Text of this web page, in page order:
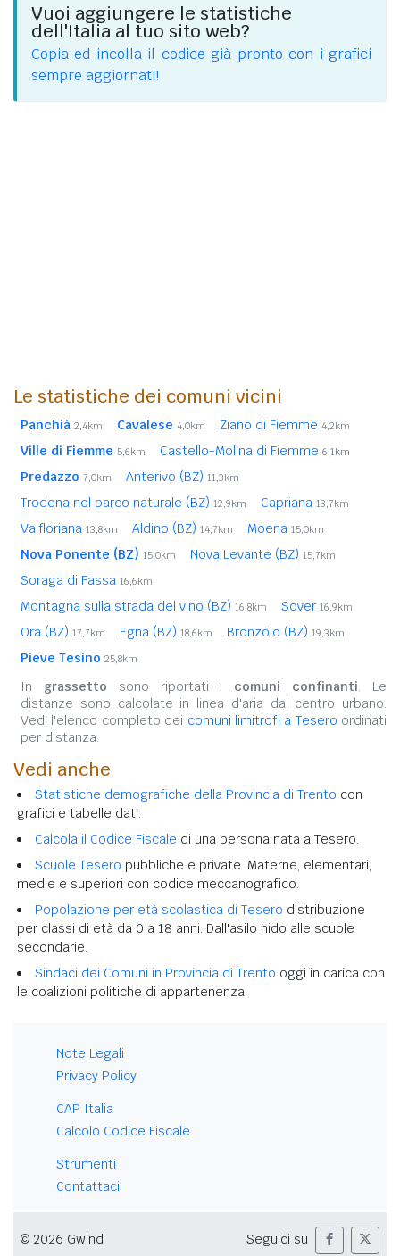
Vuoi aggiungere le statistiche
dell'Italia al tuo sito web?
Copia ed incolla il codice già pronto con i grafici
sempre aggiornati!
Le statistiche dei comuni vicini
Panchià 2,4km Cavalese 4,0km Ziano di Fiemme 4,2km
Ville di Fiemme 5,6km Castello-Molina di Fiemme 6,1km
Predazzo 7,0km Anterivo (BZ) 11,3km
Trodena nel parco naturale (BZ) 12,9km Capriana 13,7km
Valfloriana 13,8km Aldino (BZ) 14,7km Moena 15,0km
Nova Ponente (BZ) 15,0km Nova Levante (BZ) 15,7km
Soraga di Fassa 16,6km
Montagna sulla strada del vino (BZ) 16,8km Sover 16,9km
Ora (BZ) 17,7km Egna (BZ) 18,6km Bronzolo (BZ) 19,3km
Pieve Tesino 25,8km
In grassetto sono riportati i comuni confinanti. Le
distanze sono calcolate in linea d'aria dal centro urbano.
Vedi l'elenco completo dei comuni limitrofi a Tesero ordinati
per distanza.
Vedi anche
Statistiche demografiche della Provincia di Trento con
grafici e tabelle dati.
Calcola il Codice Fiscale di una persona nata a Tesero.
Scuole Tesero pubbliche e private. Materne, elementari,
medie e superiori con codice meccanografico.
Popolazione per età scolastica di Tesero distribuzione
per classi di età da 0 a 18 anni. Dall'asilo nido alle scuole
secondarie.
Sindaci dei Comuni in Provincia di Trento oggi in carica con
le coalizioni politiche di appartenenza.
Note Legali
Privacy Policy
CAP Italia
Calcolo Codice Fiscale
Strumenti
Contattaci
© 2026 Gwind Seguici su